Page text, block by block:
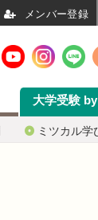
ミツカル学
大学受験